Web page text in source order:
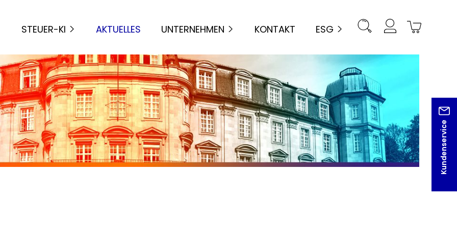
STEUER-KI AKTUELLES UNTERNEHMEN KONTAKT ESG
Kundenservice